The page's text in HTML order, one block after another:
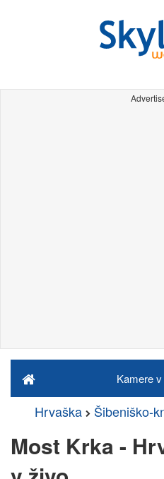
Kamere
Hrvaška Šibeniško-
Most Krka -